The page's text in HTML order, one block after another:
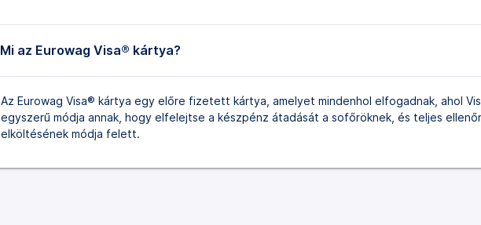
Mi az Eurowag Visa® kártya?
Az Eurowag Visa® kártya egy előre fizetett kártya, amelyet mindenhol elfogadnak, ahol
egyszerű módja annak, hogy elfelejtse a készpénz átadását a sofőröknek, és teljes
elköltésének módja felett.